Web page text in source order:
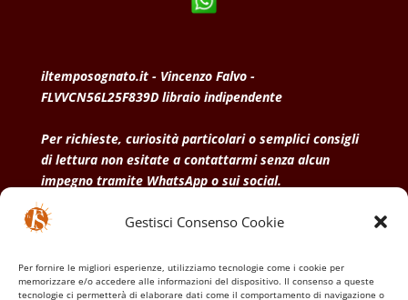
Gestisci Consenso Cookie
Per fornire le migliori esperienze, utilizziamo tecnologie come i cookie per
memorizzare e/o accedere alle informazioni del dispositivo. Il consenso a queste
tecnologie ci permetterà di elaborare dati come il comportamento di navigazione o
iltemposognato.it - Vincenzo Falvo -
FLVVCN56L25F839D libraio indipendente
Per richieste, curiosità particolari o semplici consigli
di lettura non esitate a contattarmi senza alcun
impegno tramite WhatsApp o sui social.
• Condizioni generali di vendita